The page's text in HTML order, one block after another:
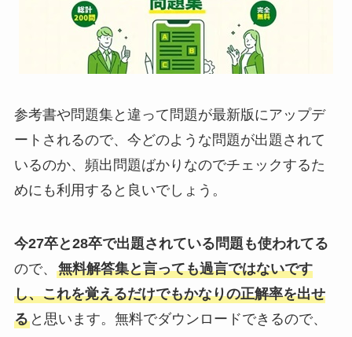
参考書や問題集と違って問題が最新版にアップデ
ートされるので、今どのような問題が出題されて
いるのか、頻出問題ばかりなのでチェックするた
めにも利用すると良いでしょう。
今27卒と28卒で出題されている問題も使われてる
ので、 無料解答集と言っても過言ではないです
し、これを覚えるだけでもかなりの正解率を出せ
ると思います。無料でダウンロードできるので、